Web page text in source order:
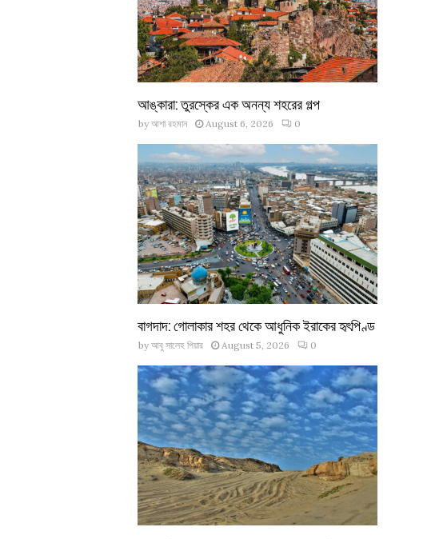
আঙ্কারা: তুরস্কের এক অনন্য শহরের গল্প
by আশা রহমান August 6, 2026 0
বাগদাদ: গোলাকার শহর থেকে আধুনিক ইরাকের হৃৎপিণ্ড
by আবু সালেহ পিয়ার August 5, 2026 0